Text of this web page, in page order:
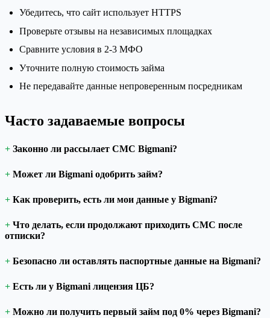
Убедитесь, что сайт использует HTTPS
Проверьте отзывы на независимых площадках
Сравните условия в 2-3 МФО
Уточните полную стоимость займа
Не передавайте данные непроверенным посредникам
Часто задаваемые вопросы
Законно ли рассылает СМС Bigmani?
Может ли Bigmani одобрить займ?
Как проверить, есть ли мои данные у Bigmani?
Что делать, если продолжают приходить СМС после
отписки?
Безопасно ли оставлять паспортные данные на Bigmani?
Есть ли у Bigmani лицензия ЦБ?
Можно ли получить первый займ под 0% через Bigmani?